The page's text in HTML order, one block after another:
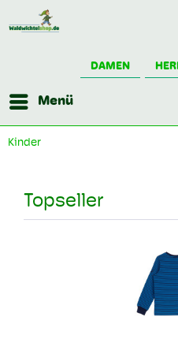
DAMEN
Menü
Kinder
Topseller